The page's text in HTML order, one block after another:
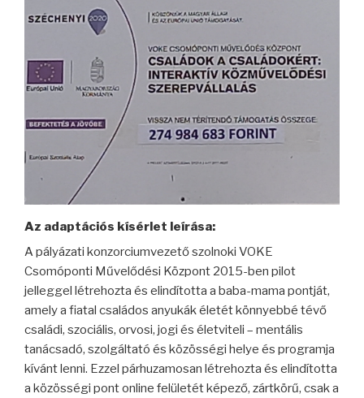
Az adaptációs kísérlet leírása:
A pályázati konzorciumvezető szolnoki VOKE
Csomóponti Művelődési Központ 2015-ben pilot
jelleggel létrehozta és elindította a baba-mama pontját,
amely a fiatal családos anyukák életét könnyebbé tévő
családi, szociális, orvosi, jogi és életviteli – mentális
tanácsadó, szolgáltató és közösségi helye és programja
kívánt lenni. Ezzel párhuzamosan létrehozta és elindította
a közösségi pont online felületét képező, zártkörű, csak a